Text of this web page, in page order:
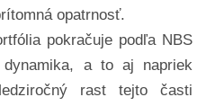
opatrnosť.
pokračuje podľa NBS
dynamika, a to aj napriek
rast tejto časti